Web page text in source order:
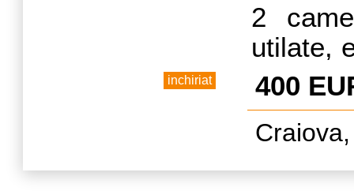
inchiriat
2
utilate,
AC.
400